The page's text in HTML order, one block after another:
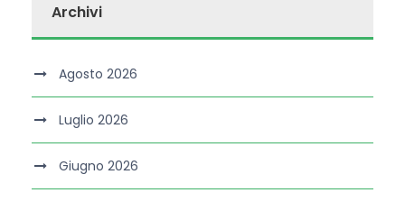
Archivi
Agosto 2026
Luglio 2026
Giugno 2026